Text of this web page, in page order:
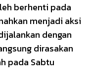
berhenti pada
menjadi aksi
dengan
dirasakan
pada Sabtu